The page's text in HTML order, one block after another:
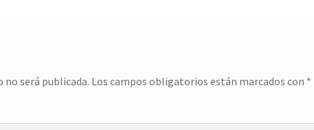
será publicada. Los campos obligatorios están marcados con *